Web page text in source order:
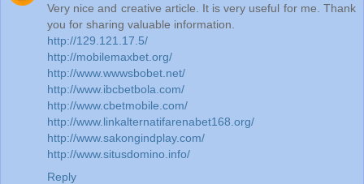
Very nice and creative article. It is very useful for me. Thank
you for sharing valuable information.
http://129.121.17.5/
http://mobilemaxbet.org/
http://www.wwwsbobet.net/
http://www.ibcbetbola.com/
http://www.cbetmobile.com/
http://www.linkalternatifarenabet168.org/
http://www.sakongindplay.com/
http://www.situsdomino.info/
Reply